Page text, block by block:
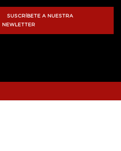
SUSCRÍBETE A NUESTRA
NEWLETTER